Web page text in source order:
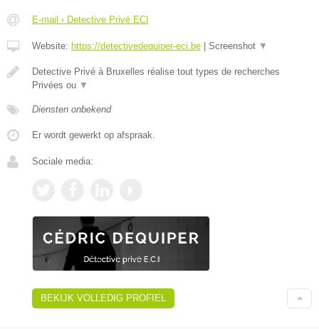
E-mail › Detective Privé ECI
Website: https://detectivedequiper-eci.be Screenshot ▼
Detective Privé à Bruxelles réalise tout types de recherches
Privées ou ▼
Diensten onbekend
Er wordt gewerkt op afspraak.
Sociale media:
BEKIJK VOLLEDIG PROFIEL